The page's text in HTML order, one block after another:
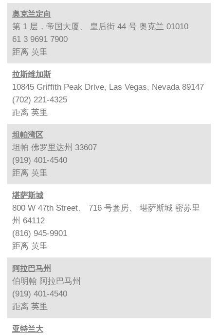
奥克兰定向
第 1 层，帝国大厦、 皇后街 44 号 奥克兰 01010
61 3 9691 7900
距离 英里
拉斯维加斯
10845 Griffith Peak Drive, Las Vegas, Nevada 89147
(702) 221-4325
距离 英里
坦帕湾区
坦帕 佛罗里达州 33607
(919) 401-4540
距离 英里
堪萨斯城
800 W 47th Street、 716 号套房、 堪萨斯城 密苏里
州 64112
(816) 945-9901
距离 英里
阿拉巴马州
伯明翰 阿拉巴马州
(919) 401-4540
距离 英里
亚特兰大